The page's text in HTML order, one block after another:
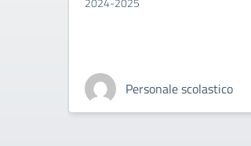
Personale scolastico